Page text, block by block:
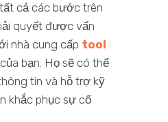
cả các bước trên
quyết được vấn
nhà cung cấp tool
của bạn. Họ sẽ có thể
tin và hỗ trợ kỹ
khắc phục sự cố